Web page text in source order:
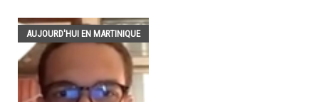
AUJOURD'HUI EN MARTINIQUE